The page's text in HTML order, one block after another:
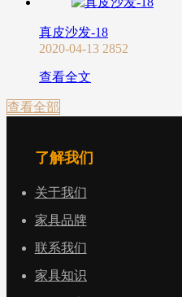
真皮沙发-18
2020-04-13 2852
查看全文
查看全部
了解我们
关于我们
家具品牌
联系我们
家具知识